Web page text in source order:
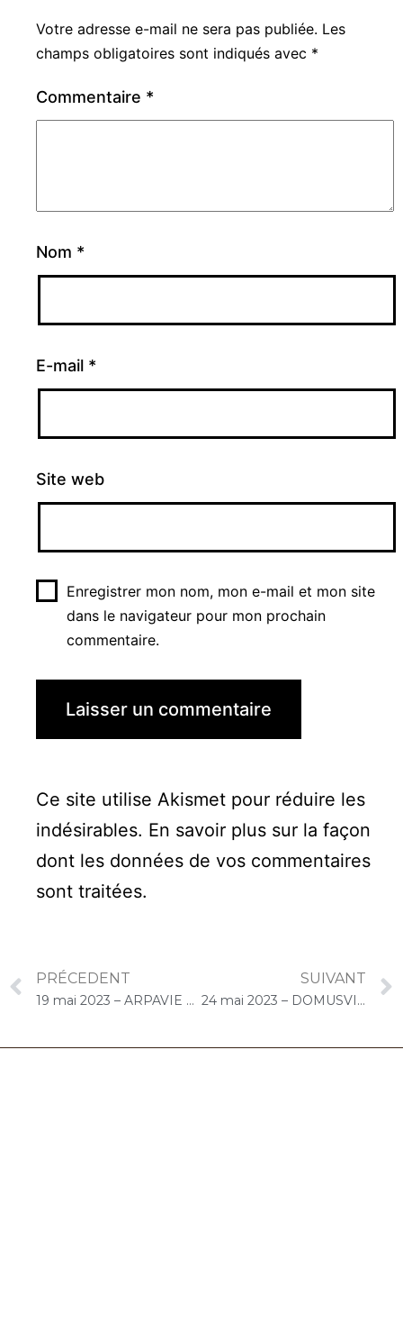
Votre adresse e-mail ne sera pas publiée. Les
champs obligatoires sont indiqués avec *
Commentaire *
Nom *
E-mail *
Site web
Enregistrer mon nom, mon e-mail et mon site
dans le navigateur pour mon prochain
commentaire.
Ce site utilise Akismet pour réduire les
indésirables. En savoir plus sur la façon
dont les données de vos commentaires
sont traitées.
PRÉCEDENT
19 mai 2023 – ARPAVIE Saint-Thibault (Boussy-Saint-Antoine) : Concert « Choco-Cello Solo »
SUIVANT
24 mai 2023 – DOMUSVI Les Templitudes « Parc Clause » (Brétigny-sur-Orge) : Atelier « Chantons Ensemble »